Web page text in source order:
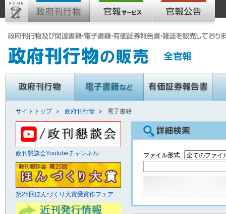
サイトトップ 政府刊行物 電子書籍
ファイル形式
政刊懇談会Youtubeチャンネル
第25回ほんづくり大賞受賞作フェア